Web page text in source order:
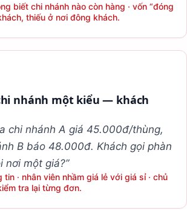
biết chi nhánh nào còn hàng · vốn “đóng
thiếu ở nơi đông khách.
nhánh một kiểu — khách
chi nhánh A giá 45.000đ/thùng,
B báo 48.000đ. Khách gọi phàn
nơi một giá?”
tin · nhân viên nhầm giá lẻ với giá sỉ · chủ
tra lại từng đơn.